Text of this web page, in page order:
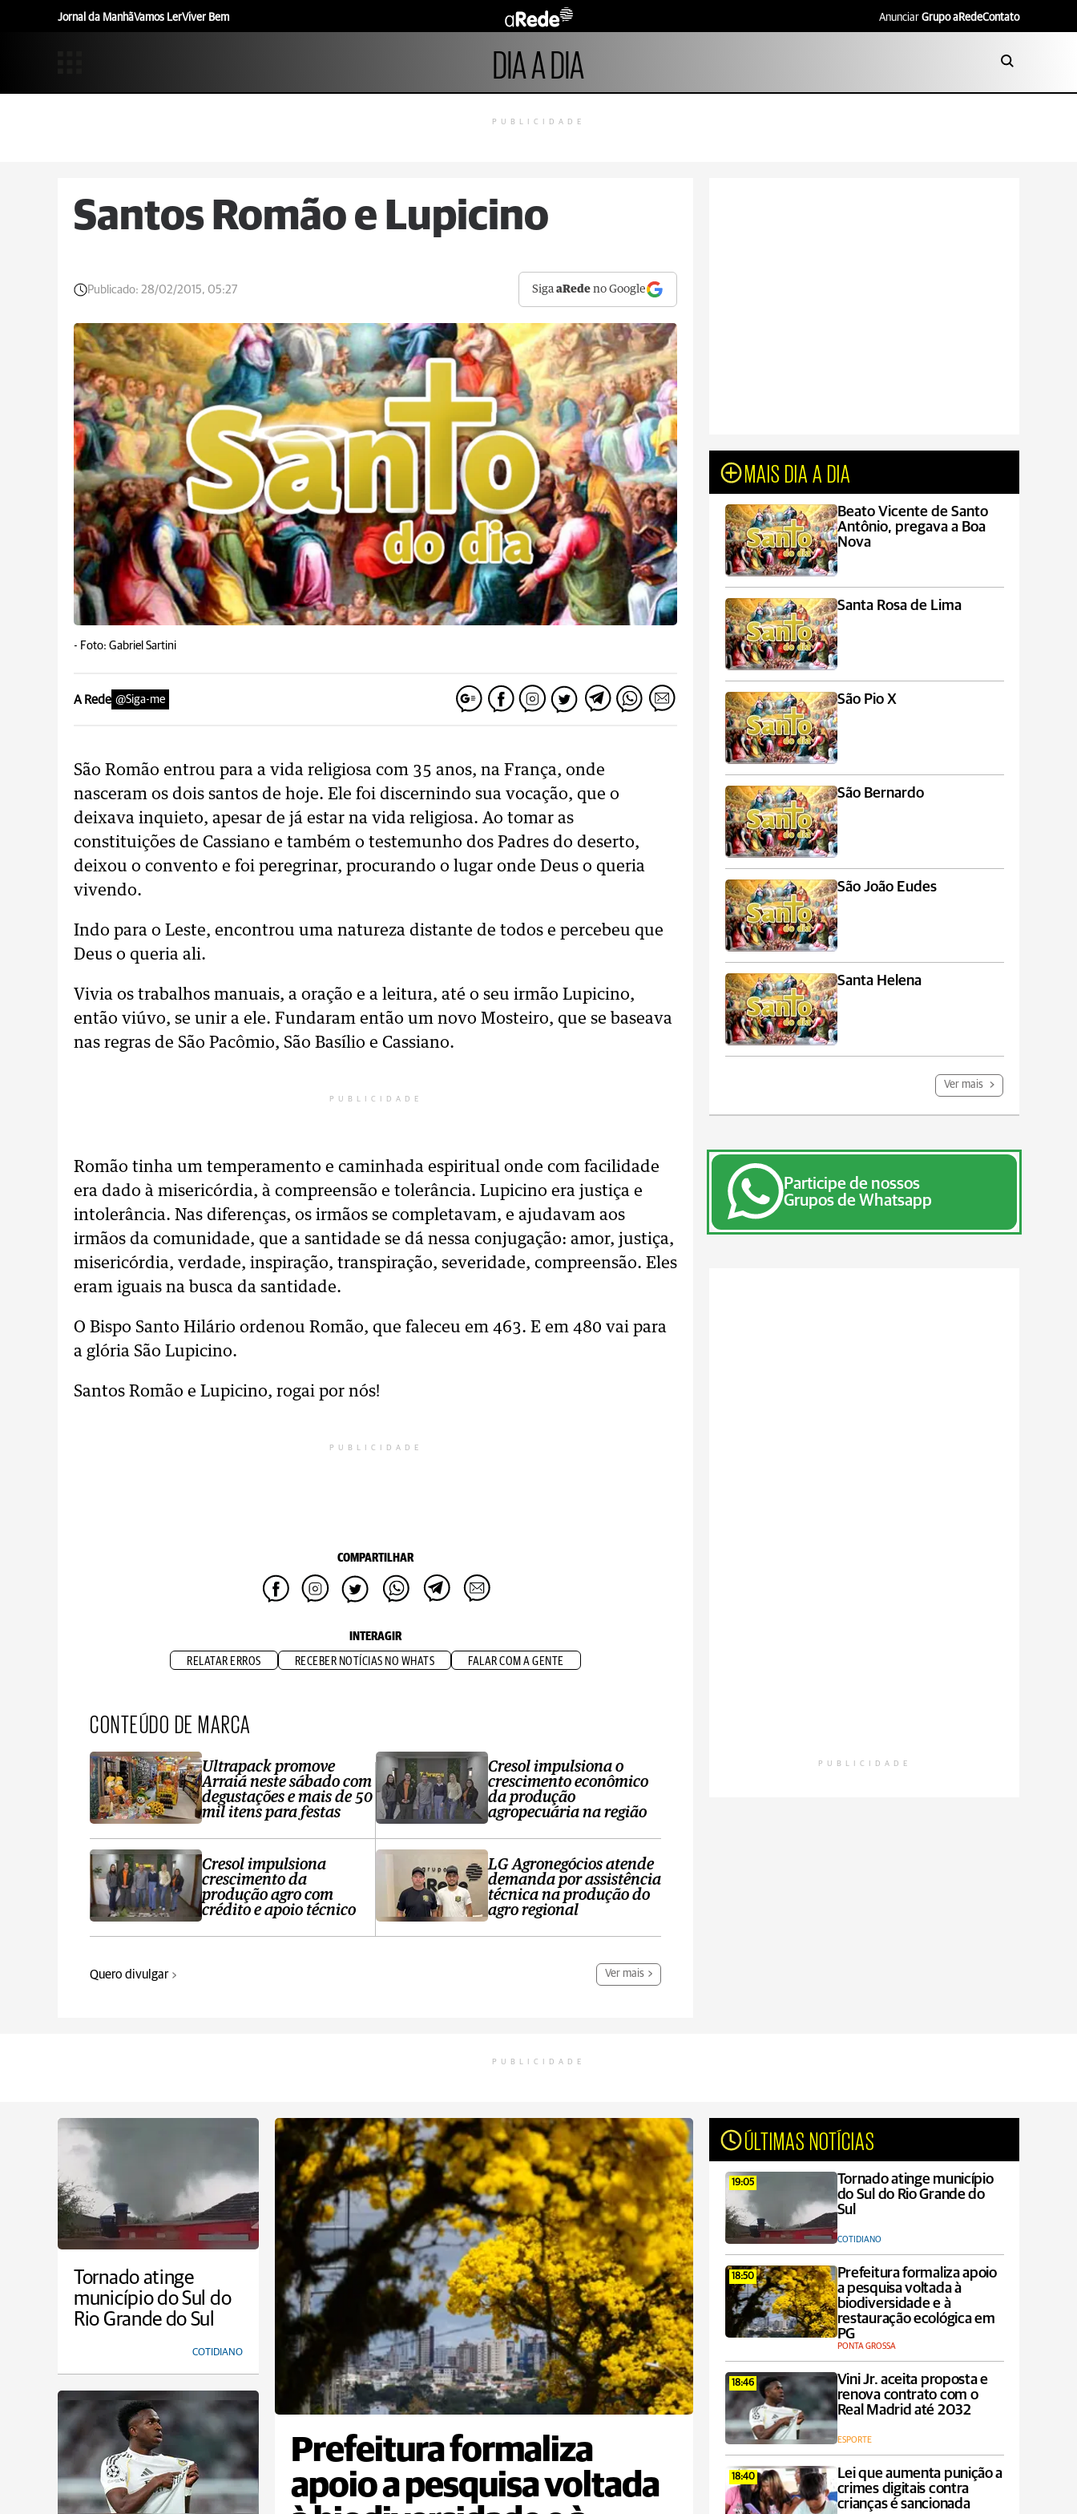
Jornal da ManhãVamos LerViver Bem Anunciar Grupo aRedeContato
DIA A DIA
PUBLICIDADE
Santos Romão e Lupicino
Publicado: 28/02/2015, 05:27 SigaaRede no Google
- Foto: Gabriel Sartini
A Rede @Siga-me
São Romão entrou para a vida religiosa com 35 anos, na França, onde
nasceram os dois santos de hoje. Ele foi discernindo sua vocação, que o
deixava inquieto, apesar de já estar na vida religiosa. Ao tomar as
constituições de Cassiano e também o testemunho dos Padres do deserto,
deixou o convento e foi peregrinar, procurando o lugar onde Deus o queria
vivendo.
Indo para o Leste, encontrou uma natureza distante de todos e percebeu que
Deus o queria ali.
Vivia os trabalhos manuais, a oração e a leitura, até o seu irmão Lupicino,
então viúvo, se unir a ele. Fundaram então um novo Mosteiro, que se baseava
nas regras de São Pacômio, São Basílio e Cassiano.
PUBLICIDADE
Romão tinha um temperamento e caminhada espiritual onde com facilidade
era dado à misericórdia, à compreensão e tolerância. Lupicino era justiça e
intolerância. Nas diferenças, os irmãos se completavam, e ajudavam aos
irmãos da comunidade, que a santidade se dá nessa conjugação: amor, justiça,
misericórdia, verdade, inspiração, transpiração, severidade, compreensão. Eles
eram iguais na busca da santidade.
O Bispo Santo Hilário ordenou Romão, que faleceu em 463. E em 480 vai para
a glória São Lupicino.
Santos Romão e Lupicino, rogai por nós!
PUBLICIDADE
COMPARTILHAR
INTERAGIR
RELATAR ERROS RECEBER NOTÍCIAS NO WHATS FALAR COM A GENTE
CONTEÚDO DE MARCA
Ultrapack promove
Arraiá neste sábado com
degustações e mais de 50
mil itens para festas
Cresol impulsiona
crescimento da
produção agro com
crédito e apoio técnico
Cresol impulsiona o
crescimento econômico
da produção
agropecuária na região
LG Agronegócios atende
demanda por assistência
técnica na produção do
agro regional
Quero divulgar Ver mais
MAIS DIA A DIA
Beato Vicente de Santo
Antônio, pregava a Boa
Nova
Santa Rosa de Lima
São Pio X
São Bernardo
São João Eudes
Santa Helena
Ver mais
Participe de nossos
Grupos de Whatsapp
PUBLICIDADE
PUBLICIDADE
Tornado atinge
município do Sul do
Rio Grande do Sul
COTIDIANO
Prefeitura formaliza
apoio a pesquisa voltada
ÚLTIMAS NOTÍCIAS
19:05
Tornado atinge município
do Sul do Rio Grande do
Sul
COTIDIANO
18:50
Prefeitura formaliza apoio
a pesquisa voltada à
biodiversidade e à
restauração ecológica em
PG
PONTA GROSSA
18:46
Vini Jr. aceita proposta e
renova contrato com o
Real Madrid até 2032
ESPORTE
18:40
Lei que aumenta punição a
crimes digitais contra
crianças é sancionada